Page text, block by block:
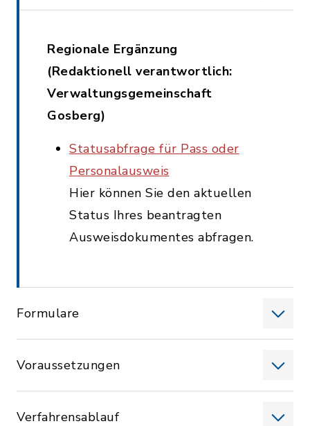
Regionale Ergänzung
(Redaktionell verantwortlich:
Verwaltungsgemeinschaft
Gosberg)
Statusabfrage für Pass oder
Personalausweis
Hier können Sie den aktuellen
Status Ihres beantragten
Ausweisdokumentes abfragen.
Formulare
Voraussetzungen
Verfahrensablauf